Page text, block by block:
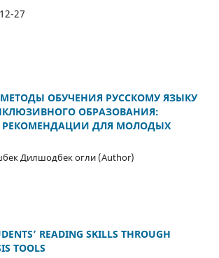
27
ОБУЧЕНИЯ РУССКОМУ ЯЗЫКУ
ОБРАЗОВАНИЯ:
РЕКОМЕНДАЦИИ ДЛЯ МОЛОДЫХ
Дилшодбек огли (Author)
READING SKILLS THROUGH
TOOLS